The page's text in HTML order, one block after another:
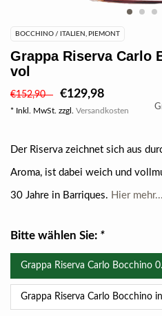
BOCCHINO / ITALIEN, PIEMONT
Grappa Riserva Carlo
vol
€152,90 €129,98
* Inkl. MwSt. zzgl. Versandkosten
Der Riserva zeichnet sich aus
Aroma, ist dabei weich und
30 Jahre in Barriques. Hier
Bitte wählen Sie: *
Grappa Riserva Carlo Bocchino
Grappa Riserva Carlo Bocchino